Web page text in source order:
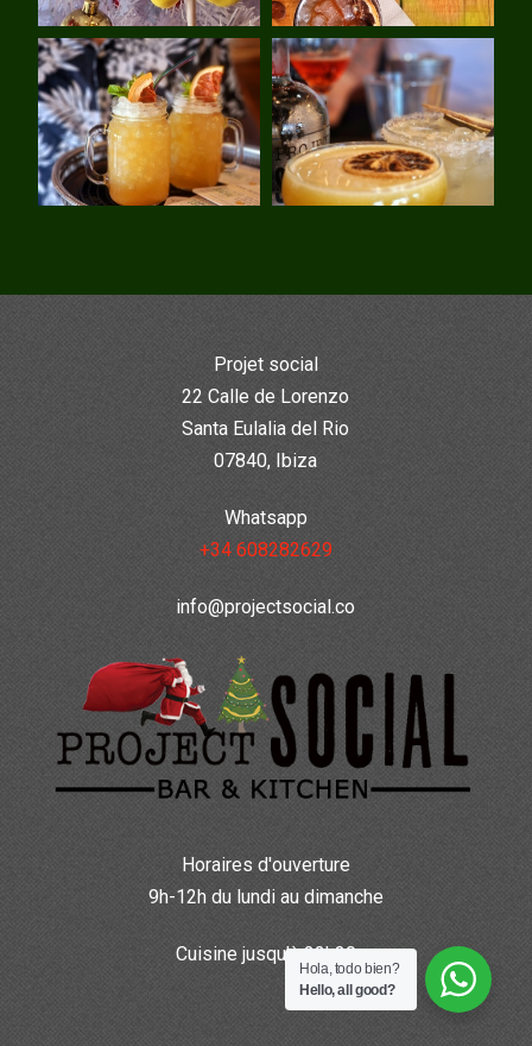
Projet social
22 Calle de Lorenzo
Santa Eulalia del Rio
07840, Ibiza
Whatsapp
+34 608282629
info@projectsocial.co
Horaires d'ouverture
9h-12h du lundi au dimanche
Cuisine jusqu'à 22h30
Hola, todo bien?
Hello, all good?